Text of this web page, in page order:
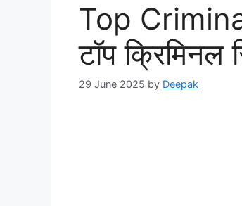
Top
टॉप क्रिमिनल
29 June 2025 by Deepak